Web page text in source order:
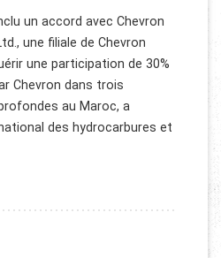
un accord avec Chevron
une filiale de Chevron
une participation de 30%
Chevron dans trois
au Maroc, a
des hydrocarbures et
AU MAROC